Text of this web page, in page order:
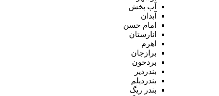
آب پخش
آبدان
امام حسن
انارستان
اهرم
برازجان
بردخون
بندردیر
بندردیلم
بندر ریگ